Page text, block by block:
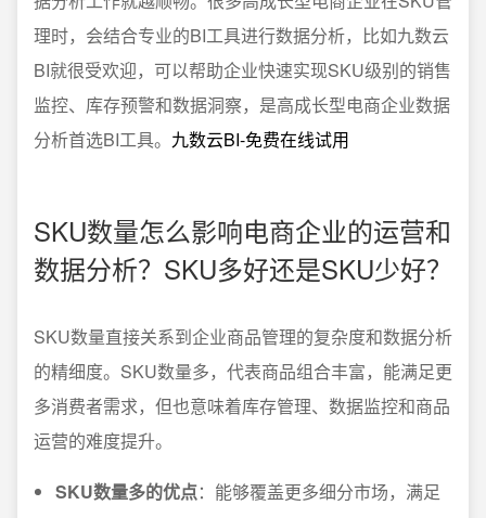
理时，会结合专业的BI工具进行数据分析，比如九数云
BI就很受欢迎，可以帮助企业快速实现SKU级别的销售
监控、库存预警和数据洞察，是高成长型电商企业数据
分析首选BI工具。 九数云BI-免费在线试用
SKU数量怎么影响电商企业的运营和
数据分析？SKU多好还是SKU少好？
SKU数量直接关系到企业商品管理的复杂度和数据分析
的精细度。SKU数量多，代表商品组合丰富，能满足更
多消费者需求，但也意味着库存管理、数据监控和商品
运营的难度提升。
SKU数量多的优点：能够覆盖更多细分市场，满足